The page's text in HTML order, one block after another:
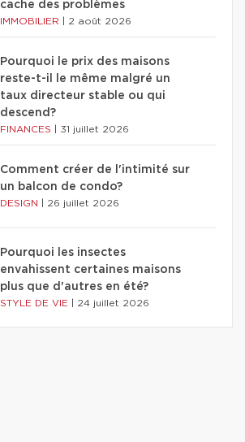
cache des problèmes
IMMOBILIER 2 août 2026
Pourquoi le prix des maisons
reste-t-il le même malgré un
taux directeur stable ou qui
descend?
FINANCES 31 juillet 2026
Comment créer de l'intimité sur
un balcon de condo?
DESIGN 26 juillet 2026
Pourquoi les insectes
envahissent certaines maisons
plus que d'autres en été?
STYLE DE VIE 24 juillet 2026